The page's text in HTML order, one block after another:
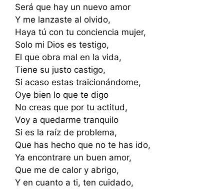
Será que hay un nuevo amor
Y me lanzaste al olvido,
Haya tú con tu conciencia mujer,
Solo mi Dios es testigo,
El que obra mal en la vida,
Tiene su justo castigo,
Si acaso estas traicionándome,
Oye bien lo que te digo
No creas que por tu actitud,
Voy a quedarme tranquilo
Si es la raíz de problema,
Que has hecho que no te has ido,
Ya encontrare un buen amor,
Que me de calor y abrigo,
Y en cuanto a ti, ten cuidado,